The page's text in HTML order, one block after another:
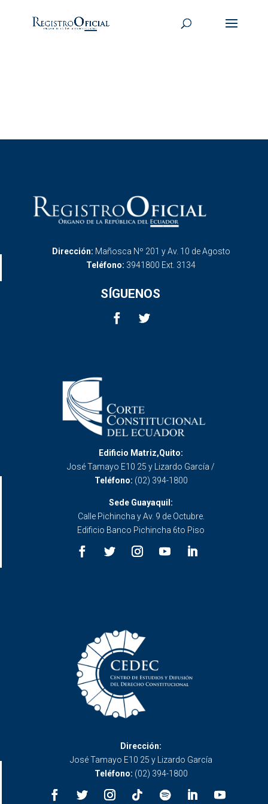
Dirección: Mañosca Nº 201 y Av. 10 de Agosto
Teléfono: 3941800 Ext. 3134
SÍGUENOS
Edificio Matriz,Quito:
José Tamayo E10 25 y Lizardo García /
Teléfono: (02) 394-1800
Sede Guayaquil:
Calle Pichincha y Av. 9 de Octubre.
Edificio Banco Pichincha 6to Piso
Dirección:
José Tamayo E10 25 y Lizardo García
Teléfono: (02) 394-1800